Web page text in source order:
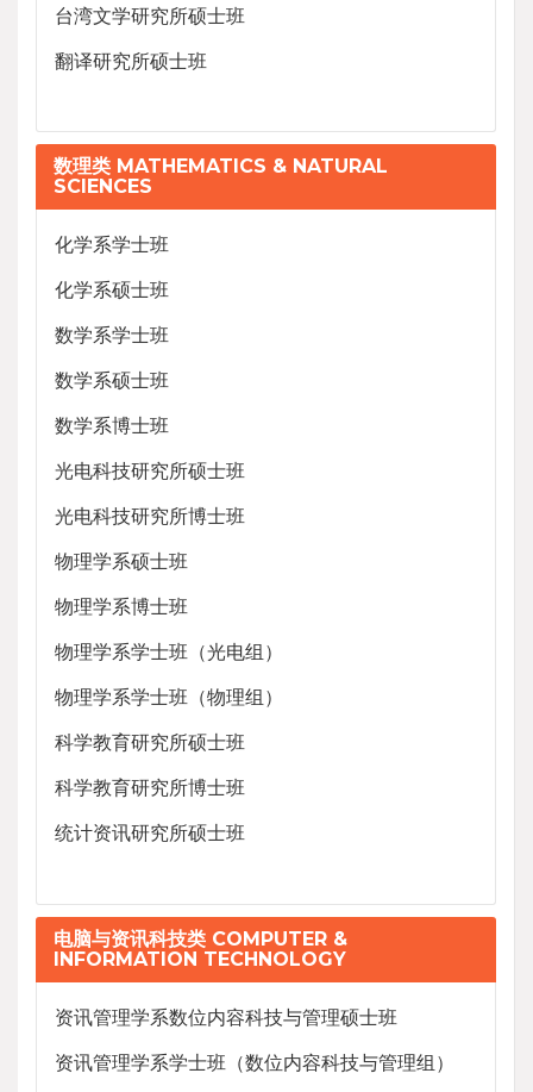
台湾文学研究所硕士班
翻译研究所硕士班
数理类 MATHEMATICS & NATURAL
SCIENCES
化学系学士班
化学系硕士班
数学系学士班
数学系硕士班
数学系博士班
光电科技研究所硕士班
光电科技研究所博士班
物理学系硕士班
物理学系博士班
物理学系学士班（光电组）
物理学系学士班（物理组）
科学教育研究所硕士班
科学教育研究所博士班
统计资讯研究所硕士班
电脑与资讯科技类 COMPUTER &
INFORMATION TECHNOLOGY
资讯管理学系数位内容科技与管理硕士班
资讯管理学系学士班（数位内容科技与管理组）